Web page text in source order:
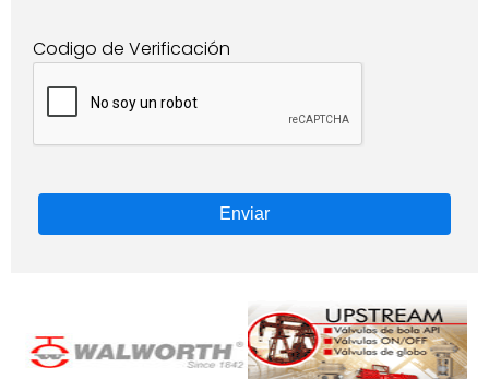
Codigo de Verificación
Enviar